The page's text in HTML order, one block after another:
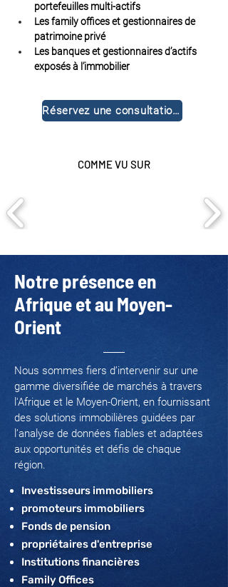
portefeuilles multi-actifs
Les family offices et gestionnaires de
patrimoine privé
Les banques et gestionnaires d’actifs
exposés à l’immobilier
Réservez une consultation gratuite
COMME VU SUR
Notre présence en
Afrique et au Moyen-
Orient
Nous sommes fiers d’intervenir sur une
gamme diversifiée de marchés à travers
l'Afrique et le Moyen-Orient, en fournissant
des solutions immobilières guidées par
l’analyse de données fiables et adaptées
aux opportunités et défis de chaque
région.
Investisseurs immobiliers
promoteurs immobiliers
Fonds de pension
propriétaires d'entreprise
Institutions financières
Family Offices